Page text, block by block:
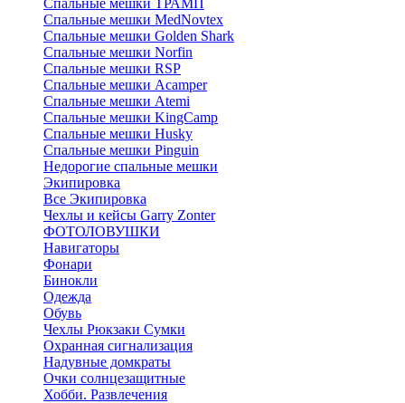
Спальные мешки ТРАМП
Cпальные мешки MedNovtex
Спальные мешки Golden Shark
Спальные мешки Norfin
Спальные мешки RSP
Спальные мешки Acamper
Спальные мешки Atemi
Спальные мешки KingCamp
Спальные мешки Husky
Спальные мешки Pinguin
Недорогие спальные мешки
Экипировка
Все Экипировка
Чехлы и кейсы Garry Zonter
ФОТОЛОВУШКИ
Навигаторы
Фонари
Бинокли
Одежда
Обувь
Чехлы Рюкзаки Сумки
Охранная сигнализация
Надувные домкраты
Очки солнцезащитные
Хобби. Развлечения